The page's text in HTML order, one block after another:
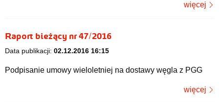
więcej
Raport bieżący nr 47/2016
Data publikacji: 02.12.2016 16:15
Podpisanie umowy wieloletniej na dostawy węgla z PGG
więcej